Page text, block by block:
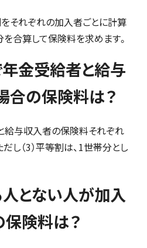
をそれぞれの加入者ごとに計算
を合算して保険料を求めます。
金受給者と給与
合の保険料は？
給与収入者の保険料それぞれ
し（3）平等割は、1世帯分とし
とない人が加入
険料は？